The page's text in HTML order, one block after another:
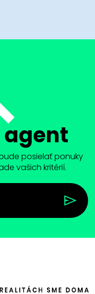
agent
posielať ponuky
vašich kritérií.